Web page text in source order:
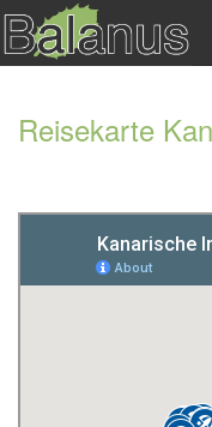
Reisekarte